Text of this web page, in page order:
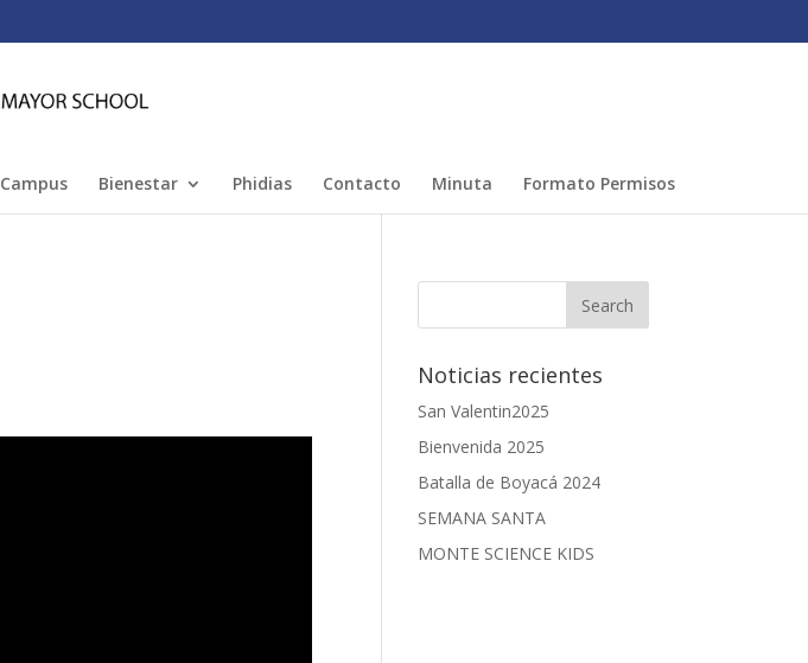
Campus Bienestar Phidias Contacto Minuta Formato Permisos
Noticias recientes
San Valentin2025
Bienvenida 2025
Batalla de Boyacá 2024
SEMANA SANTA
MONTE SCIENCE KIDS